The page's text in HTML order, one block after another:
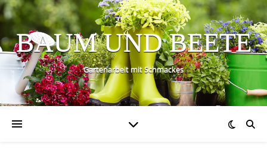
BAUM UND BEETE
Gartenarbeit mit Schmackes